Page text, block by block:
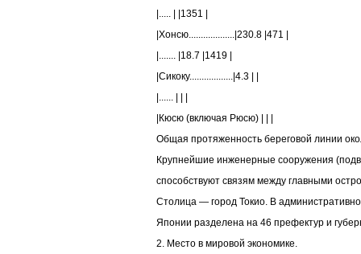
|..... | |1351 |
|Хонсю...................|230.8 |471 |
|....... |18.7 |1419 |
|Сикоку..................|4.3 | |
|...... | | |
|Кюсю (включая Рюсю) | | |
Общая протяженность береговой линии
Крупнейшие инженерные сооружения
способствуют связям между главными
Столица — город Токио. В
Японии разделена на 46 префектур и
2. Место в мировой экономике.